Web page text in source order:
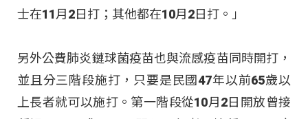
士在11月2日打；其他都在10月2日打。」
另外公費肺炎鏈球菌疫苗也與流感疫苗同時開打，
並且分三階段施打，只要是民國47年以前65歲以
上長者就可以施打。第一階段從10月2日開放曾接